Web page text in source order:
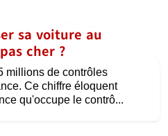
sa voiture au
cher ?
millions de contrôles
Ce chiffre éloquent
qu'occupe le contrô...